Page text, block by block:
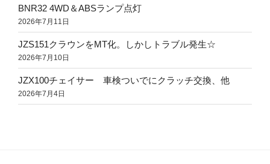
BNR32 4WD＆ABSランプ点灯
2026年7月11日
JZS151クラウンをMT化。しかしトラブル発生☆
2026年7月10日
JZX100チェイサー 車検ついでにクラッチ交換、他
2026年7月4日